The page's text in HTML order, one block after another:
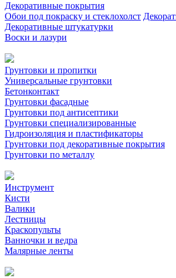
Декоративные покрытия
Обои под покраску и стеклохолст
Декоративные штукатурки
Воски и лазури
Грунтовки и пропитки
Универсальные грунтовки
Бетонконтакт
Грунтовки фасадные
Грунтовки под антисептики
Грунтовки специализированные
Гидроизоляция и пластификаторы
Грунтовки под декоративные покрытия
Грунтовки по металлу
Инструмент
Кисти
Валики
Лестницы
Краскопульты
Ванночки и ведра
Малярные ленты